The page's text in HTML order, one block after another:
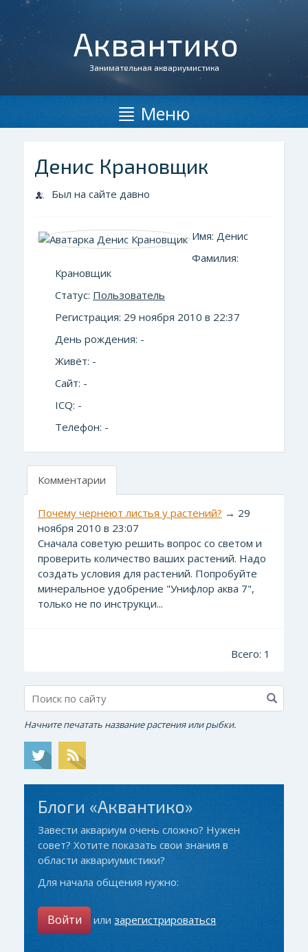
Аквантико
Занимательная аквариумистика
Меню
Денис Крановщик
Был на сайте давно
Имя: Денис
Фамилия:
Крановщик
Статус: Пользователь
Регистрация: 29 ноября 2010 в 22:37
День рождения: -
Живёт: -
Сайт: -
ICQ: -
Телефон: -
Комментарии
Почему чернеют листья у растений? → 29
ноября 2010 в 23:07
Сначала советую решить вопрос со светом и
проверить количество ваших растений. Надо
создать условия для растений. Попробуйте
минеральное удобрение "Унифлор аква 7",
только не по инструкци...
Всего: 1
Начните печатать название растения или рыбки.
Блоги «Аквантико»
Завести аквариум очень сложно? Нужен
совет? Хотите показать свои знания в
области аквариумистики?
Для начала общения нужно:
Войти илизарегистрироваться